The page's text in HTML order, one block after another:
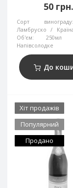
50 грн.
Сорт винограду:
Ламбруско
Об'єм:
250мл
Напівсолодке
До
Хіт продажів
Популярний
Продано